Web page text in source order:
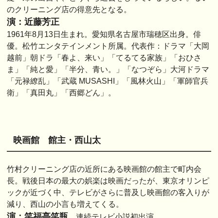
のクリーニング店の得意先となる。
演：近藤芳正
1961年8月13日生まれ。愛知県名古屋市瑞穂区出身。俳
優。松竹エンタテインメント所属。代表作：ドラマ「大岡
越前」朝ドラ「春よ、来い」「てるてる家族」「おひさ
ま」「純と愛」「半分、青い。」「なつぞら」大河ドラマ
「元禄繚乱」「武蔵 MUSASHI」「風林火山」「軍師官兵
衛」「真田丸」「西郷どん」。
映画館 館主・西山太
竹村クリーニング店の近所にある映画館の館主で町内会
長。戦後日本の最大の娯楽は映画だったが、東京オリンピ
ックが近づく中、テレビがさらに普及し映画館の客入りが
減り、西山の小言も増えてくる。